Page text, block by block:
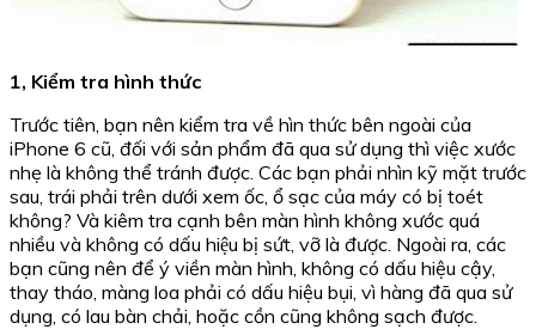
1, Kiểm tra hình thức
Trước tiên, bạn nên kiểm tra về hìn thức bên ngoài của
iPhone 6 cũ, đối với sản phẩm đã qua sử dụng thì việc xước
nhẹ là không thể tránh được. Các bạn phải nhìn kỹ mặt trước
sau, trái phải trên dưới xem ốc, ổ sạc của máy có bị toét
không? Và kiêm tra cạnh bên màn hình không xước quá
nhiều và không có dấu hiệu bị sứt, vỡ là được. Ngoài ra, các
bạn cũng nên để ý viền màn hình, không có dấu hiệu cậy,
thay tháo, màng loa phải có dấu hiệu bụi, vì hàng đã qua sử
dụng, có lau bàn chải, hoặc cồn cũng không sạch được.